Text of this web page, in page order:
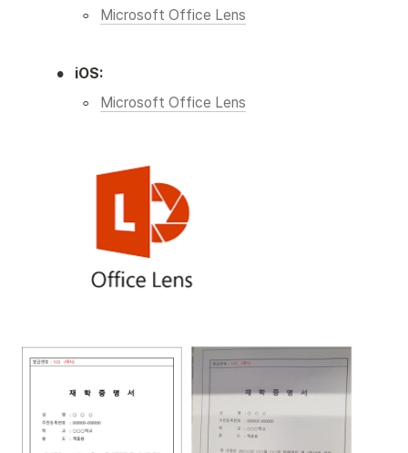
◦ Microsoft Office Lens
• iOS:
◦ Microsoft Office Lens